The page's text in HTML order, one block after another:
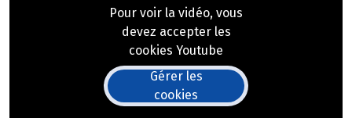
Pour voir la vidéo, vous
devez accepter les
cookies Youtube
Gérer les
cookies